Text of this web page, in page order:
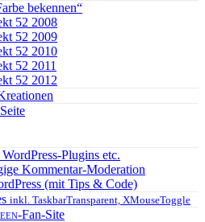
bekennen“
52 2008
52 2009
52 2010
52 2011
52 2012
Plugins etc.
Kommentar-Moderation
(mit Tips & Code)
inkl. TaskbarTransparent, XMouseToggle
-Fan-Site